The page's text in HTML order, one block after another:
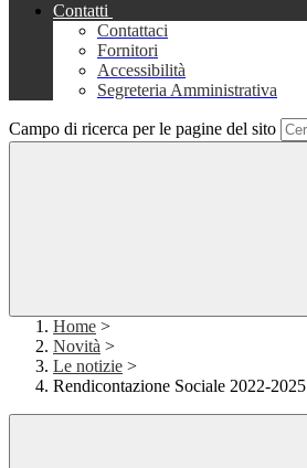
Contatti
Contattaci
Fornitori
Accessibilità
Segreteria Amministrativa
Campo di ricerca per le pagine del sito
Home >
Novità >
Le notizie >
Rendicontazione Sociale 2022-2025